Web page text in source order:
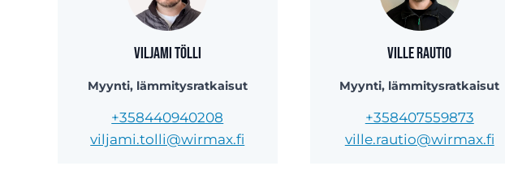
Viljami Tölli
Myynti, lämmitysratkaisut
+358440940208
viljami.tolli@wirmax.fi
Ville Rautio
Myynti, lämmitysratkaisut
+358407559873
ville.rautio@wirmax.fi